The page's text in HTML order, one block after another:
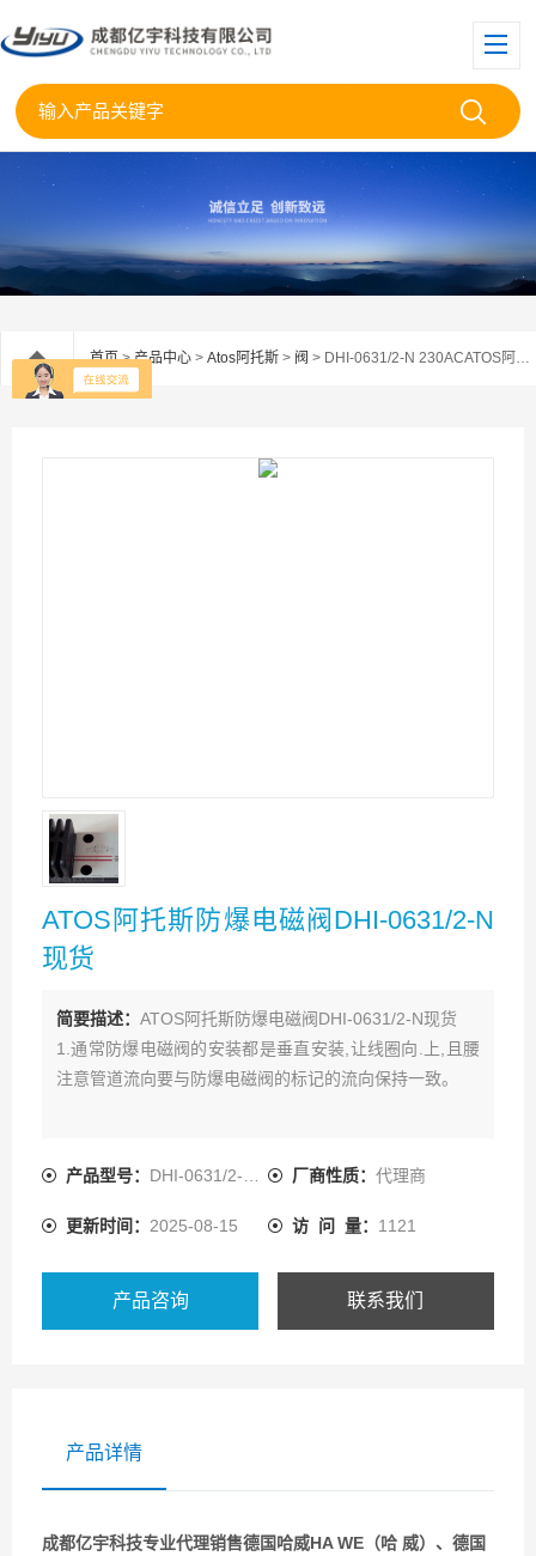
首页>产品中心 > Atos阿托斯 > 阀 > DHI-0631/2-N 230ACATOS阿托斯防爆电磁阀DHI-0631/2-N现货
ATOS阿托斯防爆电磁阀DHI-0631/2-N
现货
简要描述： ATOS阿托斯防爆电磁阀DHI-0631/2-N现货
1.通常防爆电磁阀的安装都是垂直安装,让线圈向.上,且腰
注意管道流向要与防爆电磁阀的标记的流向保持一致。
产品型号： DHI-0631/2-N 230AC 厂商性质： 代理商
更新时间： 2025-08-15 访 问 量： 1121
产品咨询 联系我们
产品详情
成都亿宇科技专业代理销售德国哈威HA WE（哈 威）、德国